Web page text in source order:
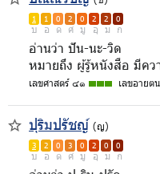
1 1 0 2 0 2 2 0
บ อ ด ศ มู อุ ม ก
อ่านว่า ปัน-นะ-วิด
หมายถึง ผู้รู้หนังสือ มีคว
เลขศาสตร์ ๔๑ เลขอายต
ปุริมปรัชญ์ (ญ)
3 2 0 3 0 2 0 0
บ อ ด ศ มู อุ ม ก